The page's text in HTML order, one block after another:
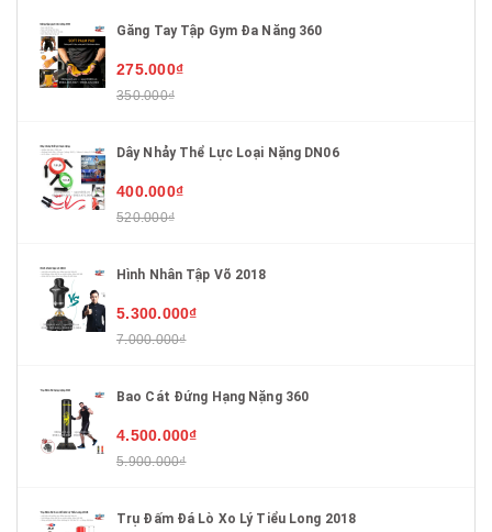
Găng Tay Tập Gym Đa Năng 360
275.000₫
350.000₫
Dây Nhảy Thể Lực Loại Nặng DN06
400.000₫
520.000₫
Hình Nhân Tập Võ 2018
5.300.000₫
7.000.000₫
Bao Cát Đứng Hạng Nặng 360
4.500.000₫
5.900.000₫
Trụ Đấm Đá Lò Xo Lý Tiểu Long 2018